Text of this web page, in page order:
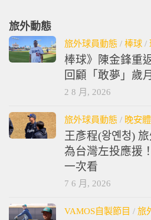
旅外動態
旅外球員動態 / 棒球 /
棒球》陳金鋒重
回顧「敢夢」歲月
2 8 月, 2026
旅外球員動態 / 晚安
王彥程(왕옌청)
為台灣左投應援
一次看
7 6 月, 2026
VAMOS自製節目 / 旅